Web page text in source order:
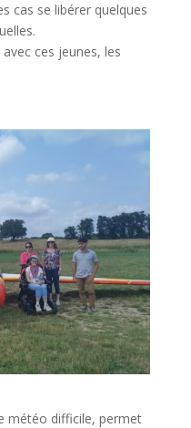
cas se libérer quelques
ces jeunes, les
météo difficile, permet